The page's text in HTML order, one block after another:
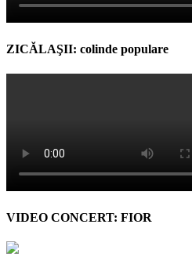
ZICĂLAŞII: colinde populare
VIDEO CONCERT: FIOR